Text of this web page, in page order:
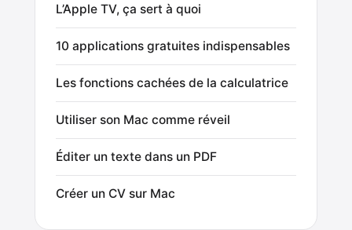
L’Apple TV, ça sert à quoi
10 applications gratuites indispensables
Les fonctions cachées de la calculatrice
Utiliser son Mac comme réveil
Éditer un texte dans un PDF
Créer un CV sur Mac